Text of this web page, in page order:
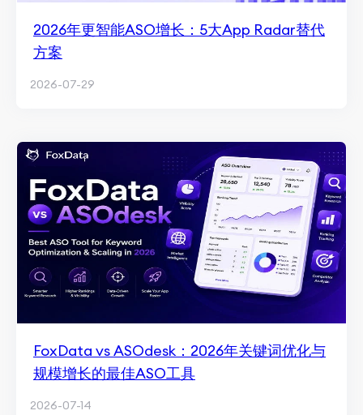
2026年更智能ASO增长：5大App Radar替代
方案
2026-07-29
FoxData vs ASOdesk：2026年关键词优化与
规模增长的最佳ASO工具
2026-07-14